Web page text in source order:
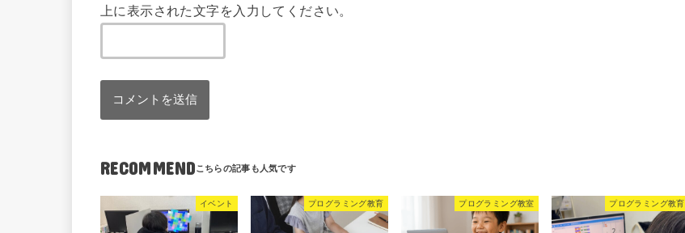
上に表示された文字を入力してください。
RECOMMEND
イベント プログラミング教育 プログラミング教室 プログラミング教育